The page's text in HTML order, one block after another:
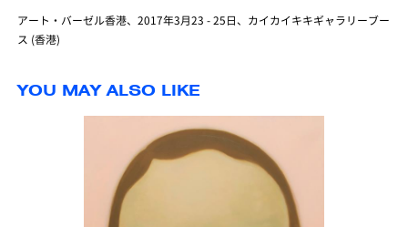
アート・バーゼル香港、2017年3月23 - 25日、カイカイキキギャラリーブー
ス (香港)
YOU MAY ALSO LIKE